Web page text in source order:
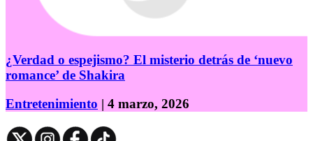
¿Verdad o espejismo? El misterio detrás de ‘nuevo
romance’ de Shakira
Entretenimiento | 4 marzo, 2026